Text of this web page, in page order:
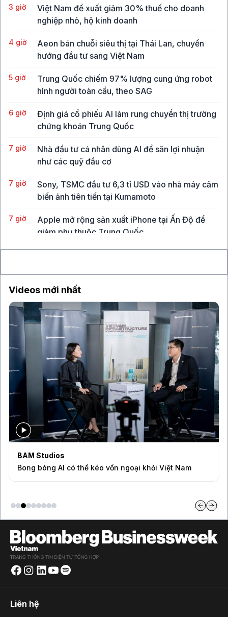
3 giờ
Việt Nam đề xuất giảm 30% thuế cho doanh
nghiệp nhỏ, hộ kinh doanh
4 giờ
Aeon bán chuỗi siêu thị tại Thái Lan, chuyển
hướng đầu tư sang Việt Nam
5 giờ
Trung Quốc chiếm 97% lượng cung ứng robot
hình người toàn cầu, theo SAG
6 giờ
Định giá cổ phiếu AI làm rung chuyển thị trường
chứng khoán Trung Quốc
7 giờ
Nhà đầu tư cá nhân dùng AI để săn lợi nhuận
như các quỹ đầu cơ
7 giờ
Sony, TSMC đầu tư 6,3 tỉ USD vào nhà máy cảm
biến ảnh tiên tiến tại Kumamoto
7 giờ
Apple mở rộng sản xuất iPhone tại Ấn Độ để
giảm phụ thuộc Trung Quốc
Videos mới nhất
BAM Studios
Bong bóng AI có thể kéo vốn ngoại khỏi Việt Nam
Liên hệ